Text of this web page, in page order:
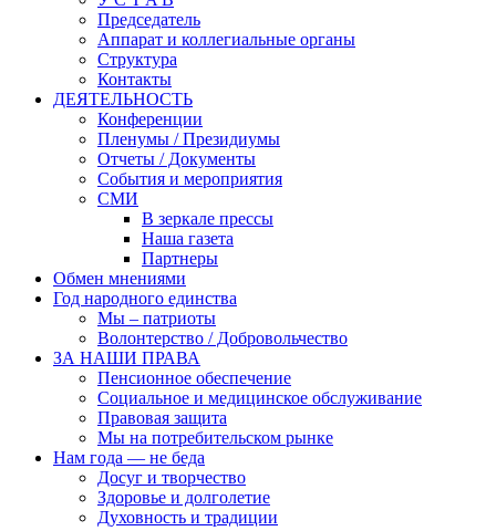
Председатель
Аппарат и коллегиальные органы
Структура
Контакты
ДЕЯТЕЛЬНОСТЬ
Конференции
Пленумы / Президиумы
Отчеты / Документы
События и мероприятия
СМИ
В зеркале прессы
Наша газета
Партнеры
Обмен мнениями
Год народного единства
Мы – патриоты
Волонтерство / Добровольчество
ЗА НАШИ ПРАВА
Пенсионное обеспечение
Социальное и медицинское обслуживание
Правовая защита
Мы на потребительском рынке
Нам года — не беда
Досуг и творчество
Здоровье и долголетие
Духовность и традиции